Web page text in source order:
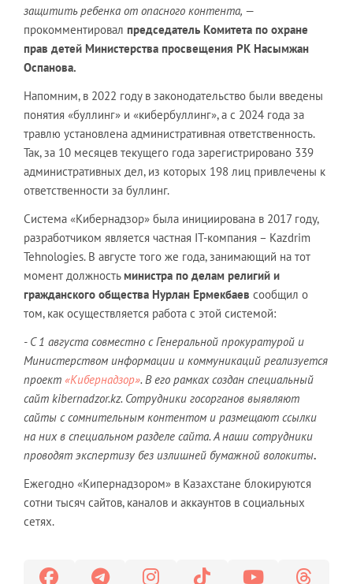
защитить ребенка от опасного контента, —
прокомментировал председатель Комитета по охране
прав детей Министерства просвещения РК Насымжан
Оспанова.
Напомним, в 2022 году в законодательство были введены
понятия «буллинг» и «кибербуллинг», а с 2024 года за
травлю установлена административная ответственность.
Так, за 10 месяцев текущего года зарегистрировано 339
административных дел, из которых 198 лиц привлечены к
ответственности за буллинг.
Система «Кибернадзор» была инициирована в 2017 году,
разработчиком является частная IT-компания – Kazdrim
Tehnologies. В августе того же года, занимающий на тот
момент должностьминистра по делам религий и
гражданского общества Нурлан Ермекбаев сообщил о
том, как осуществляется работа с этой системой:
- С 1 августа совместно с Генеральной прокуратурой и
Министерством информации и коммуникаций реализуется
проект «Кибернадзор». В его рамках создан специальный
сайт kibernadzor.kz. Сотрудники госорганов выявляют
сайты с сомнительным контентом и размещают ссылки
на них в специальном разделе сайта. А наши сотрудники
проводят экспертизу без излишней бумажной волокиты.
Ежегодно «Кипернадзором» в Казахстане блокируются
сотни тысяч сайтов, каналов и аккаунтов в социальных
сетях.